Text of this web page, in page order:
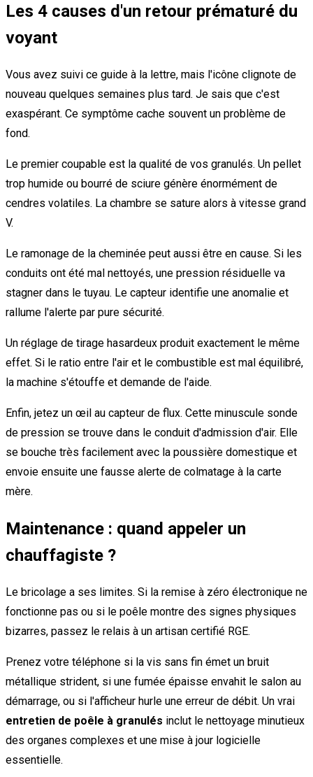
Les 4 causes d'un retour prématuré du
voyant
Vous avez suivi ce guide à la lettre, mais l'icône clignote de
nouveau quelques semaines plus tard. Je sais que c'est
exaspérant. Ce symptôme cache souvent un problème de
fond.
Le premier coupable est la qualité de vos granulés. Un pellet
trop humide ou bourré de sciure génère énormément de
cendres volatiles. La chambre se sature alors à vitesse grand
V.
Le ramonage de la cheminée peut aussi être en cause. Si les
conduits ont été mal nettoyés, une pression résiduelle va
stagner dans le tuyau. Le capteur identifie une anomalie et
rallume l'alerte par pure sécurité.
Un réglage de tirage hasardeux produit exactement le même
effet. Si le ratio entre l'air et le combustible est mal équilibré,
la machine s'étouffe et demande de l'aide.
Enfin, jetez un œil au capteur de flux. Cette minuscule sonde
de pression se trouve dans le conduit d'admission d'air. Elle
se bouche très facilement avec la poussière domestique et
envoie ensuite une fausse alerte de colmatage à la carte
mère.
Maintenance : quand appeler un
chauffagiste ?
Le bricolage a ses limites. Si la remise à zéro électronique ne
fonctionne pas ou si le poêle montre des signes physiques
bizarres, passez le relais à un artisan certifié RGE.
Prenez votre téléphone si la vis sans fin émet un bruit
métallique strident, si une fumée épaisse envahit le salon au
démarrage, ou si l'afficheur hurle une erreur de débit. Un vrai
entretien de poêle à granulés inclut le nettoyage minutieux
des organes complexes et une mise à jour logicielle
essentielle.